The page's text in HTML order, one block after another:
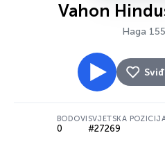
Vahon
Haga
BODOVI
0
SVJETSKA
#27269